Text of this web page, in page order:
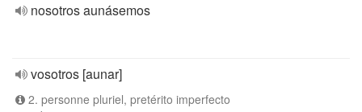
nosotros aunásemos
vosotros [aunar]
2. personne pluriel, pretérito imperfecto